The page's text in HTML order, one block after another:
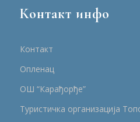
Контакт инфо
Контакт
Опленац
ОШ “Карађорђе”
Туристичка организација